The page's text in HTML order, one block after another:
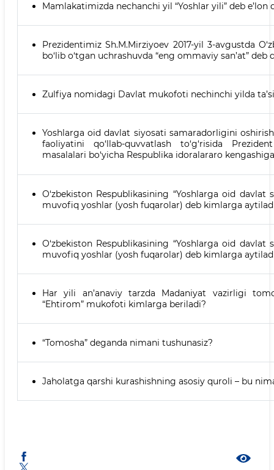
Mamlakatimizda nechanchi yil “Yoshlar yili” deb e’lon
Prezidentimiz Sh.M.Mirziyoev 2017-yil 3-avgustda
bo‘lib o‘tgan uchrashuvda “eng ommaviy san’at” deb
Zulfiya nomidagi Davlat mukofoti nechinchi yilda
Yoshlarga oid davlat siyosati samaradorligini
faoliyatini qo‘llab-quvvatlash to‘g‘risida
masalalari bo‘yicha Respublika idoralararo
O‘zbekiston Respublikasining “Yoshlarga oid davlat
muvofiq yoshlar (yosh fuqarolar) deb kimlarga
O‘zbekiston Respublikasining “Yoshlarga oid davlat
muvofiq yoshlar (yosh fuqarolar) deb kimlarga
Har yili an’anaviy tarzda Madaniyat vazirligi
“Ehtirom” mukofoti kimlarga beriladi?
“Tomosha” deganda nimani tushunasiz?
Jaholatga qarshi kurashishning asosiy quroli – bu